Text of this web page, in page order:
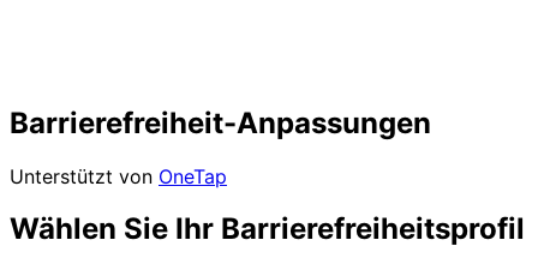
Barrierefreiheit-Anpassungen
Unterstützt von OneTap
Wählen Sie Ihr Barrierefreiheitsprofil